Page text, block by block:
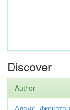
Discover
Author
Адамс, Джонатан